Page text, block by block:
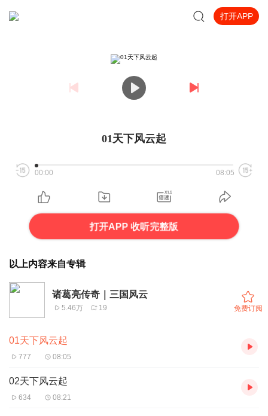
打开APP
01天下风云起
00:00 08:05
打开APP 收听完整版
以上内容来自专辑
诸葛亮传奇｜三国风云
5.46万 19 免费订阅
01天下风云起
777 08:05
02天下风云起
634 08:21